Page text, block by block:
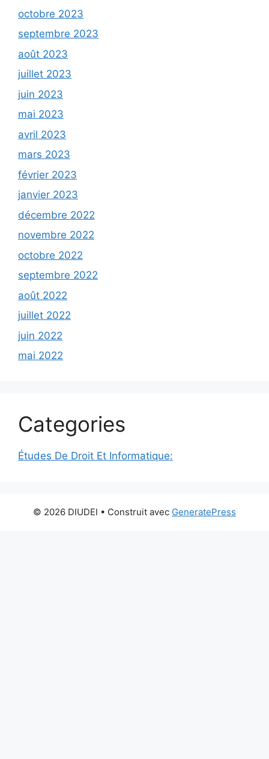
octobre 2023
septembre 2023
août 2023
juillet 2023
juin 2023
mai 2023
avril 2023
mars 2023
février 2023
janvier 2023
décembre 2022
novembre 2022
octobre 2022
septembre 2022
août 2022
juillet 2022
juin 2022
mai 2022
Categories
Études De Droit Et Informatique:
© 2026 DIUDEI • Construit avec GeneratePress